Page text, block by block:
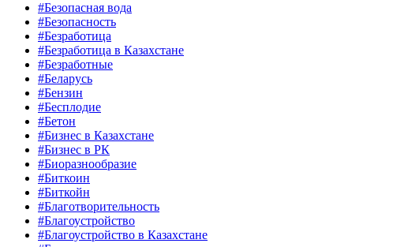
#Безопасная вода
#Безопасность
#Безработица
#Безработица в Казахстане
#Безработные
#Беларусь
#Бензин
#Бесплодие
#Бетон
#Бизнес в Казахстане
#Бизнес в РК
#Биоразнообразие
#Биткоин
#Биткойн
#Благотворительность
#Благоустройство
#Благоустройство в Казахстане